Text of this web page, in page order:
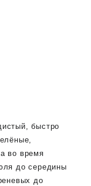
быстро
во время
до середины
до